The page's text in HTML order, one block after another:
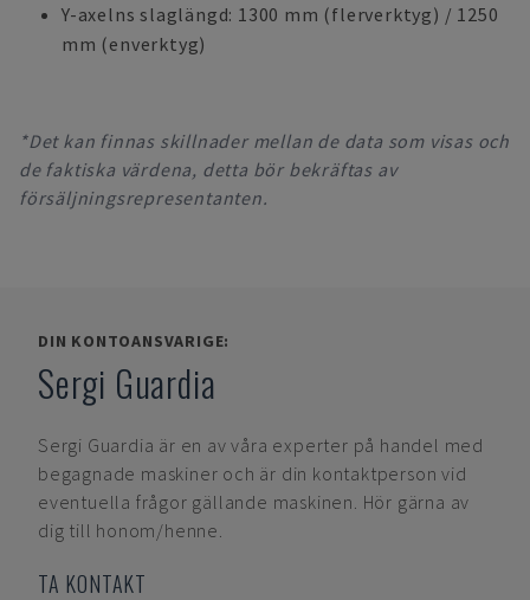
Y-axelns slaglängd: 1300 mm (flerverktyg) / 1250
mm (enverktyg)
*Det kan finnas skillnader mellan de data som visas och
de faktiska värdena, detta bör bekräftas av
försäljningsrepresentanten.
DIN KONTOANSVARIGE:
Sergi Guardia
Sergi Guardia är en av våra experter på handel med
begagnade maskiner och är din kontaktperson vid
eventuella frågor gällande maskinen. Hör gärna av
dig till honom/henne.
TA KONTAKT